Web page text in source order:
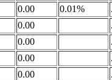
0.00 0.01%
0.00
0.00
0.00
0.00